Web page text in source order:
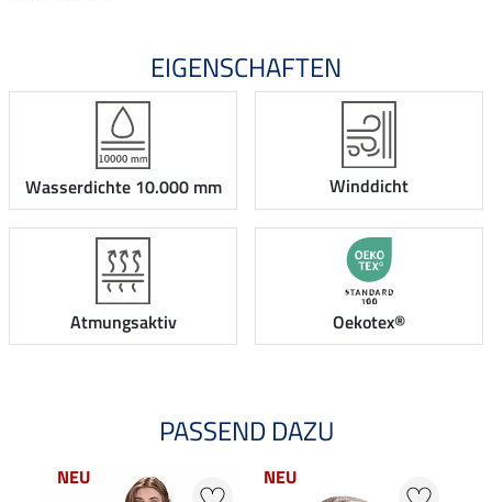
EIGENSCHAFTEN
Wasserdichte 10.000 mm Winddicht
Atmungsaktiv Oekotex®
PASSEND DAZU
NEU NEU